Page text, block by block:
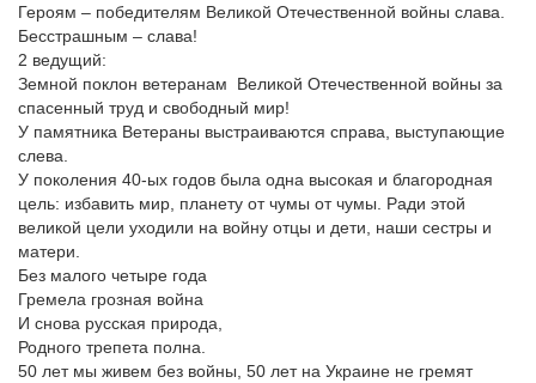
Героям – победителям Великой Отечественной войны слава.
Бесстрашным – слава!
2 ведущий:
Земной поклон ветеранам Великой Отечественной войны за
спасенный труд и свободный мир!
У памятника Ветераны выстраиваются справа, выступающие
слева.
У поколения 40-ых годов была одна высокая и благородная
цель: избавить мир, планету от чумы от чумы. Ради этой
великой цели уходили на войну отцы и дети, наши сестры и
матери.
Без малого четыре года
Гремела грозная война
И снова русская природа,
Родного трепета полна.
50 лет мы живем без войны, 50 лет на Украине не гремят